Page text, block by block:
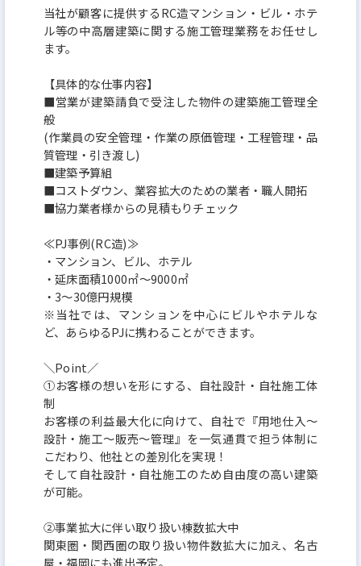
透明性の高い経営・社員の働きがい を高い水準で
実現しています！
当社が顧客に提供するRC造マンション・ビル・ホテ
ル等の中高層建築に関する施工管理業務をお任せし
ます。
【具体的な仕事内容】
■営業が建築請負で受注した物件の建築施工管理全
般
(作業員の安全管理・作業の原価管理・工程管理・品
質管理・引き渡し)
■建築予算組
■コストダウン、業容拡大のための業者・職人開拓
■協力業者様からの見積もりチェック
≪PJ事例(RC造)≫
・マンション、ビル、ホテル
・延床面積1000㎡～9000㎡
・3～30億円規模
※当社では、マンションを中心にビルやホテルな
ど、あらゆるPJに携わることができます。
＼Point／
①お客様の想いを形にする、自社設計・自社施工体
制
お客様の利益最大化に向けて、自社で『用地仕入～
設計・施工～販売～管理』を一気通貫で担う体制に
こだわり、他社との差別化を実現！
そして自社設計・自社施工のため自由度の高い建築
が可能。
②事業拡大に伴い取り扱い棟数拡大中
関東圏・関西圏の取り扱い物件数拡大に加え、名古
屋・福岡にも進出予定。